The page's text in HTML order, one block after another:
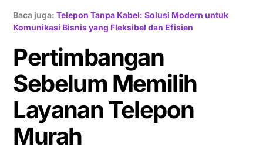
Baca juga:Telepon Tanpa Kabel: Solusi Modern untuk
Komunikasi Bisnis yang Fleksibel dan Efisien
Pertimbangan
Sebelum Memilih
Layanan Telepon
Murah